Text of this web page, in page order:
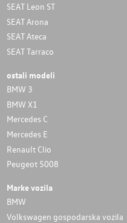
SEAT Leon ST
SEAT Arona
SEAT Ateca
SEAT Tarraco
ostali modeli
BMW 3
BMW X1
Mercedes C
Mercedes E
Renault Clio
Peugeot 5008
Marke vozila
BMW
Volkswagen gospodarska vozila